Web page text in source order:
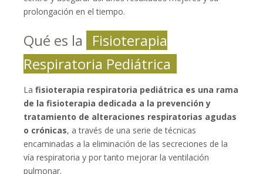
prolongación en el tiempo.
Qué es la
Fisioterapia
Respiratoria Pediátrica
La fisioterapia respiratoria pediátrica es una rama
de la fisioterapia dedicada a la prevención y
tratamiento de alteraciones respiratorias agudas
o crónicas, a través de una serie de técnicas
encaminadas a la eliminación de las secreciones de la
vía respiratoria y por tanto mejorar la ventilación
pulmonar.